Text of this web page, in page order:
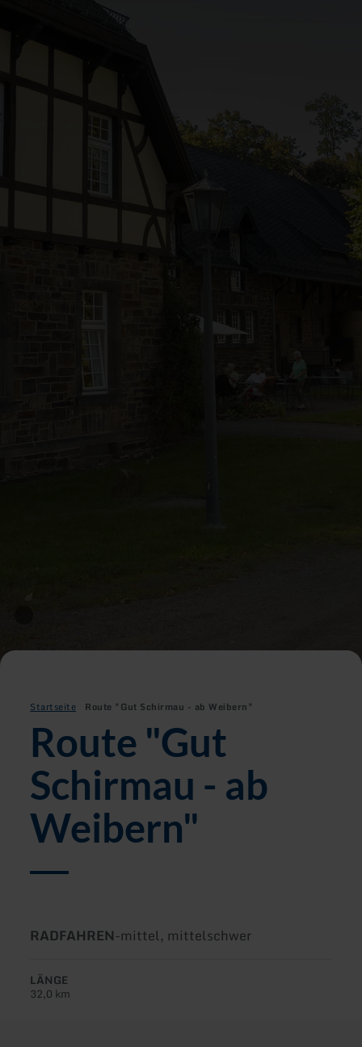
Startseite Route "Gut Schirmau - ab Weibern"
Route "Gut
Schirmau - ab
Weibern"
Art
Tour:
RADFAHREN-Schwierigkeit:
mittel, mittelschwer
LÄNGE
32,0 km